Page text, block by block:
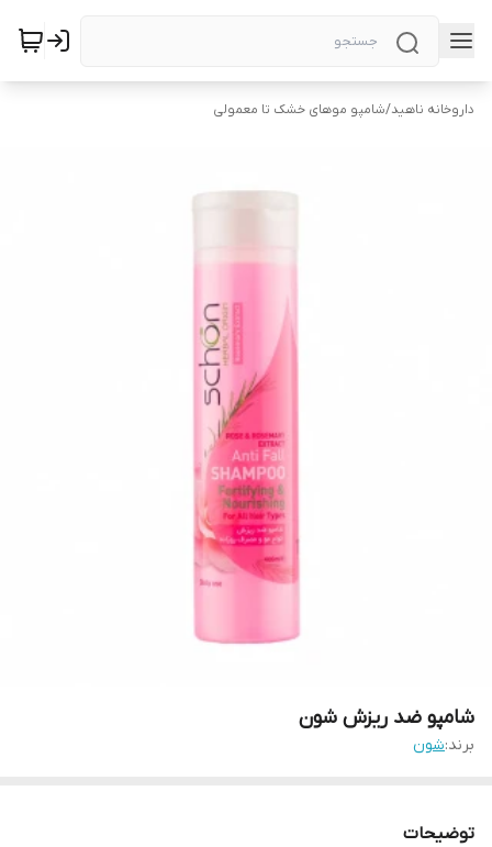
داروخانه ناهید/شامپو موهای خشک تا معمولی
شامپو ضد ریزش شون
برند:شون
توضیحات